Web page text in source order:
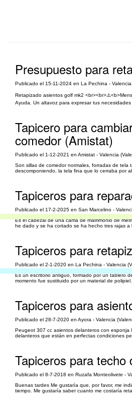
Presupuesto para
Publicado el 15-11-2024 en La Pechina - Valencia
Retapizado asientos golf mk2
Ayuda. Un altavoz para expresar tus
Tapicero para
comedor (Amistat)
Publicado el 1-12-2021 en Amistat - Valencia
Son sillas de comedor normales, forradas de
descomponiendo, la tela fina que lo cerraba por
Tapiceros para
Publicado el 17-2-2025 en San Marcelino -
Es el cabezal de una cama de matrimonio de
he dado y se ha cortado se ha hecho tres rajas a
Tapiceros para
Publicado el 2-1-2020 en La Pechina - Valencia
Es un escritorio antiguo, formado por un tablero
momento fue sustituido por un material de
Tapiceros para
Publicado el 28-7-2020 en Ayora - Valencia
Peugeot 307 cc asientos delanteros con esponja
delanteros que están en perfectas condiciones
Tapiceros para
Publicado el 8-7-2018 en Ruzafa Monteolivete -
Buenas tardes Me gustaría que, por favor, me
tiempo. Me gustaría saber cuanto me costaría